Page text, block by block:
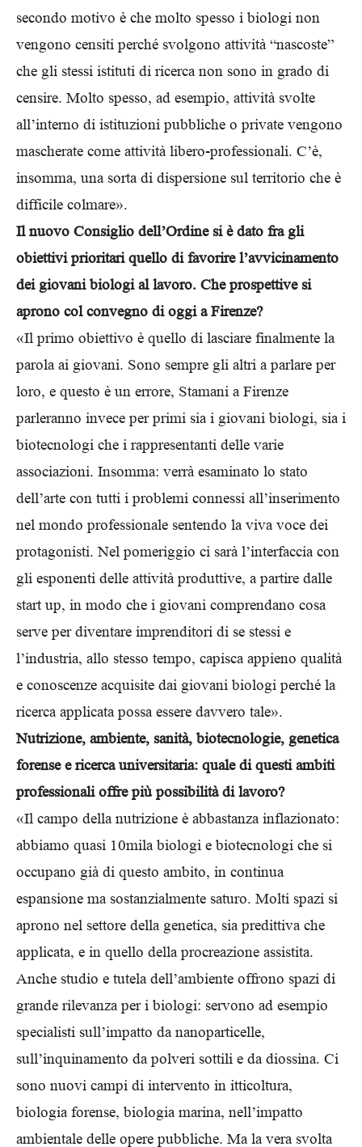
secondo motivo è che molto spesso i biologi non
vengono censiti perché svolgono attività “nascoste”
che gli stessi istituti di ricerca non sono in grado di
censire. Molto spesso, ad esempio, attività svolte
all’interno di istituzioni pubbliche o private vengono
mascherate come attività libero-professionali. C’è,
insomma, una sorta di dispersione sul territorio che è
difficile colmare».
Il nuovo Consiglio dell’Ordine si è dato fra gli
obiettivi prioritari quello di favorire l’avvicinamento
dei giovani biologi al lavoro. Che prospettive si
aprono col convegno di oggi a Firenze?
«Il primo obiettivo è quello di lasciare finalmente la
parola ai giovani. Sono sempre gli altri a parlare per
loro, e questo è un errore, Stamani a Firenze
parleranno invece per primi sia i giovani biologi, sia i
biotecnologi che i rappresentanti delle varie
associazioni. Insomma: verrà esaminato lo stato
dell’arte con tutti i problemi connessi all’inserimento
nel mondo professionale sentendo la viva voce dei
protagonisti. Nel pomeriggio ci sarà l’interfaccia con
gli esponenti delle attività produttive, a partire dalle
start up, in modo che i giovani comprendano cosa
serve per diventare imprenditori di se stessi e
l’industria, allo stesso tempo, capisca appieno qualità
e conoscenze acquisite dai giovani biologi perché la
ricerca applicata possa essere davvero tale».
Nutrizione, ambiente, sanità, biotecnologie, genetica
forense e ricerca universitaria: quale di questi ambiti
professionali offre più possibilità di lavoro?
«Il campo della nutrizione è abbastanza inflazionato:
abbiamo quasi 10mila biologi e biotecnologi che si
occupano già di questo ambito, in continua
espansione ma sostanzialmente saturo. Molti spazi si
aprono nel settore della genetica, sia predittiva che
applicata, e in quello della procreazione assistita.
Anche studio e tutela dell’ambiente offrono spazi di
grande rilevanza per i biologi: servono ad esempio
specialisti sull’impatto da nanoparticelle,
sull’inquinamento da polveri sottili e da diossina. Ci
sono nuovi campi di intervento in itticoltura,
biologia forense, biologia marina, nell’impatto
ambientale delle opere pubbliche. Ma la vera svolta